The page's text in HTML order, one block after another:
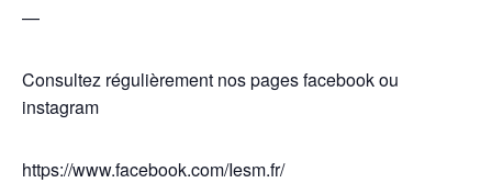
—
Consultez régulièrement nos pages facebook ou
instagram
https://www.facebook.com/Iesm.fr/